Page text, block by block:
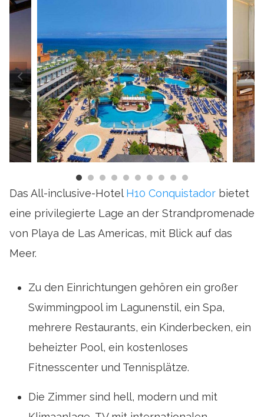
Das All-inclusive-HotelH10 Conquistador bietet
eine privilegierte Lage an der Strandpromenade
von Playa de Las Americas, mit Blick auf das
Meer.
Zu den Einrichtungen gehören ein großer
Swimmingpool im Lagunenstil, ein Spa,
mehrere Restaurants, ein Kinderbecken, ein
beheizter Pool, ein kostenloses
Fitnesscenter und Tennisplätze.
Die Zimmer sind hell, modern und mit